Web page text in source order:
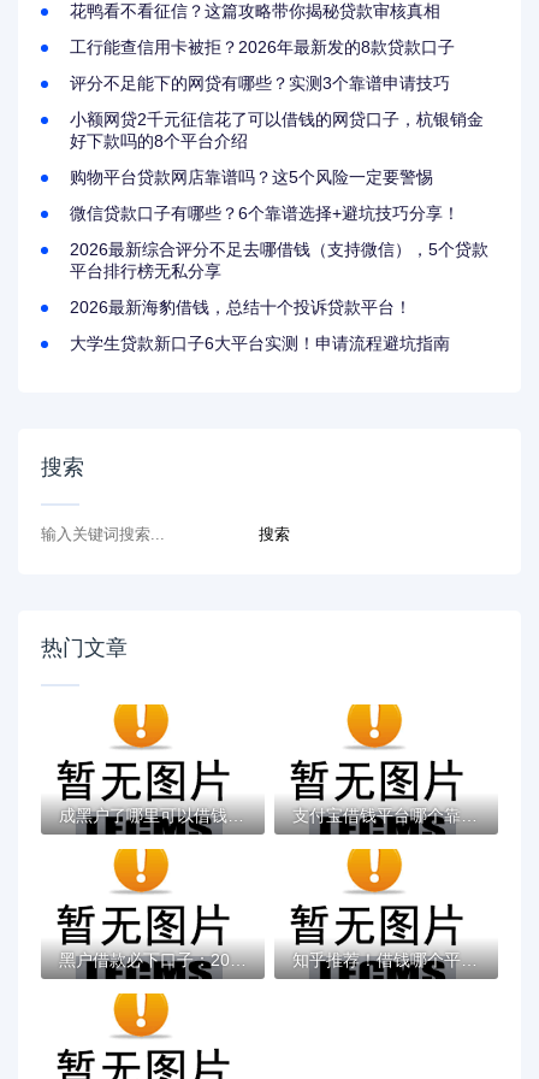
花鸭看不看征信？这篇攻略带你揭秘贷款审核真相
工行能查信用卡被拒？2026年最新发的8款贷款口子
评分不足能下的网贷有哪些？实测3个靠谱申请技巧
小额网贷2千元征信花了可以借钱的网贷口子，杭银销金
好下款吗的8个平台介绍
购物平台贷款网店靠谱吗？这5个风险一定要警惕
微信贷款口子有哪些？6个靠谱选择+避坑技巧分享！
2026最新综合评分不足去哪借钱（支持微信），5个贷款
平台排行榜无私分享
2026最新海豹借钱，总结十个投诉贷款平台！
大学生贷款新口子6大平台实测！申请流程避坑指南
搜索
热门文章
成黑户了哪里可以借钱急用啊，2025五大专属... 支付宝借钱平台哪个靠谱？实测这5款低息灵活...
黑户借款必下口子：2025推荐5个通过率100%的... 知乎推荐！借钱哪个平台靠谱？这5个低息正规...